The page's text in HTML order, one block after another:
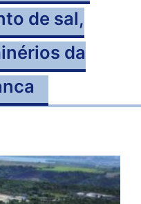
de sal,
da